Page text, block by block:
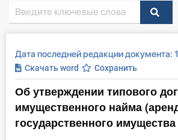
Главная ИС
Формы
Консультации
Правовая база
Дата последней редакции документа:
Скачать word Сохранить
Об утверждении типового
имущественного найма
государственного имущества